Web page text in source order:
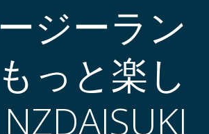
ス
キ
プ
ジーラン
っと楽し